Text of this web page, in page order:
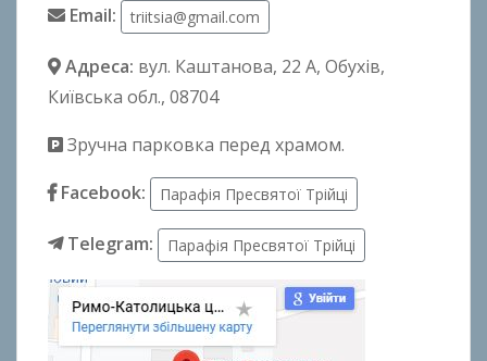
Email: triitsia@gmail.com
Адреса: вул. Каштанова, 22 А, Обухів,
Київська обл., 08704
Зручна парковка перед храмом.
Facebook:
Парафія Пресвятої Трійці
Telegram: Парафія Пресвятої Трійці